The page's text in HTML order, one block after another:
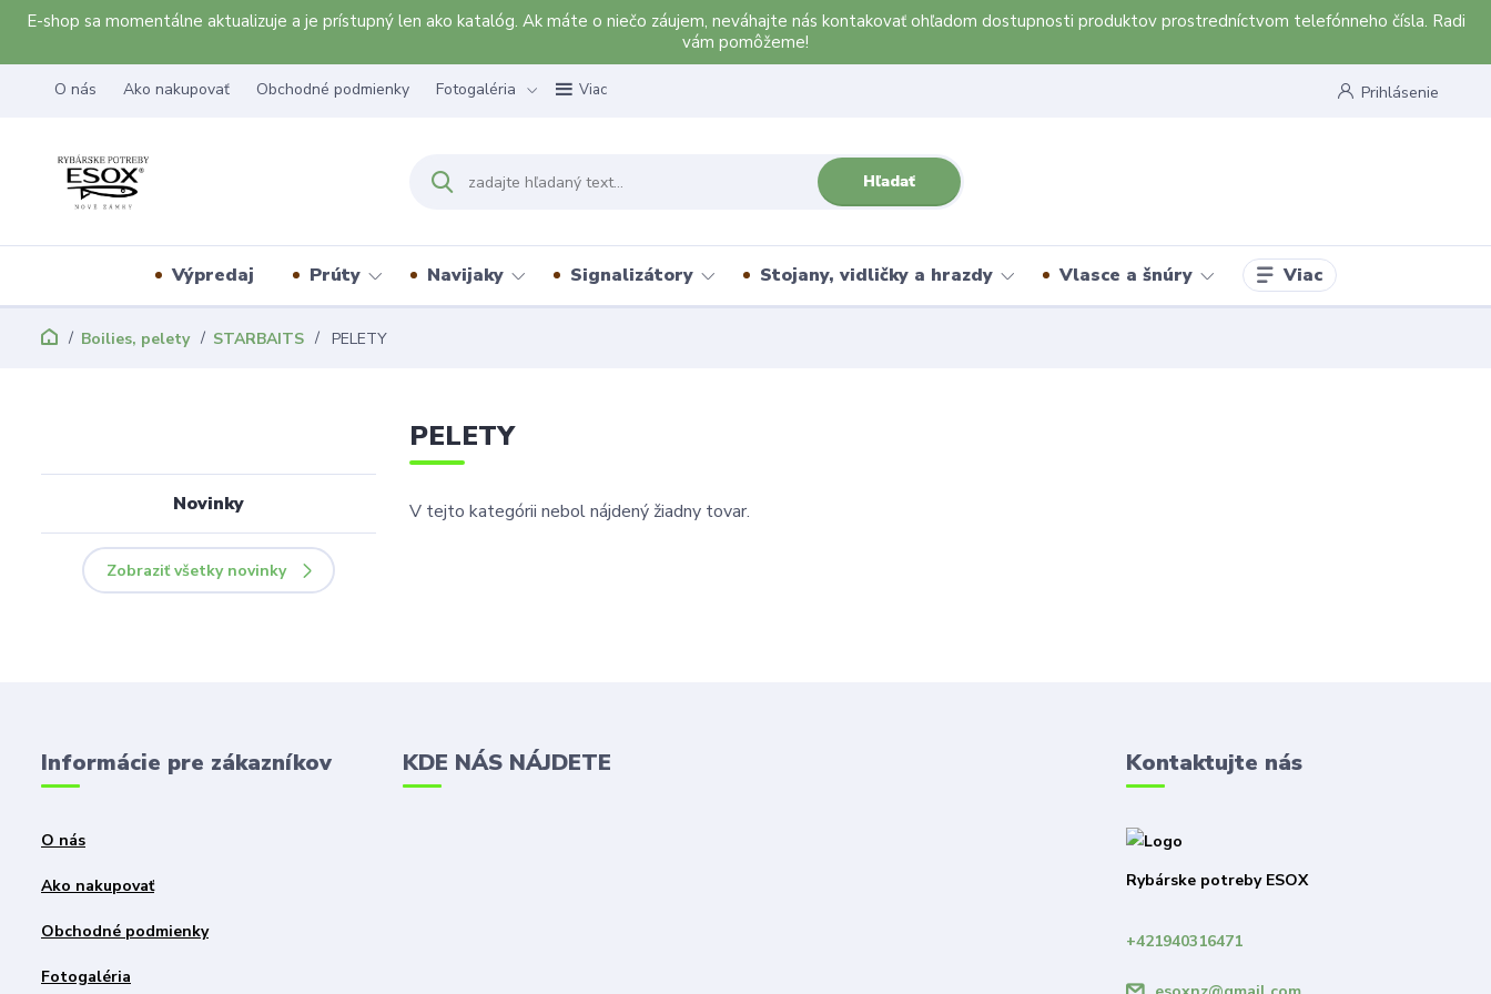
E-shop sa momentálne aktualizuje a je prístupný len ako katalóg. Ak máte o niečo záujem, neváhajte nás kontakovať ohľadom dostupnosti produktov prostredníctvom telefónneho čísla. Radi
vám pomôžeme!
O nás Ako nakupovať Obchodné podmienky Fotogaléria Viac Prihlásenie
Hľadať
Výpredaj Prúty Navijaky Signalizátory Stojany, vidličky a hrazdy Vlasce a šnúry Viac
Boilies, pelety STARBAITS PELETY
PELETY
V tejto kategórii nebol nájdený žiadny tovar.
Novinky
Zobraziť všetky novinky
Informácie pre zákazníkov
O nás
Ako nakupovať
Obchodné podmienky
Fotogaléria
KDE NÁS NÁJDETE Kontaktujte nás
Rybárske potreby ESOX
+421940316471